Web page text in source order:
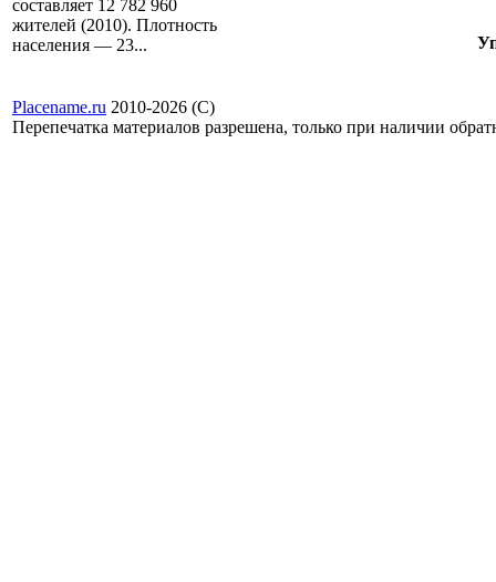
составляет 12 782 960
жителей (2010). Плотность
населения — 23...
Placename.ru 2010-2026 (С)
Перепечатка материалов разрешена, только при наличии